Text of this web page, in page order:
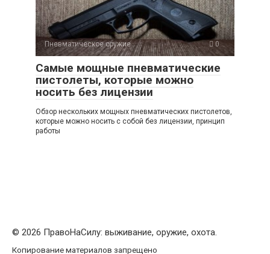
Пневматическое оружие 0
Самые мощные пневматические
пистолеты, которые можно
носить без лицензии
Обзор нескольких мощных пневматических пистолетов,
которые можно носить с собой без лицензии, принцип
работы
© 2026 ПравоНаСилу: выживание, оружие, охота.
Копирование материалов запрещено